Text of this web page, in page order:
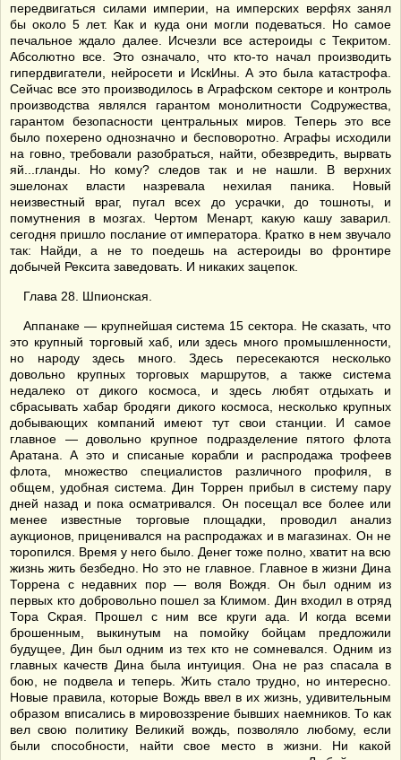
передвигаться силами империи, на имперских верфях занял
бы около 5 лет. Как и куда они могли подеваться. Но самое
печальное ждало далее. Исчезли все астероиды с Текритом.
Абсолютно все. Это означало, что кто-то начал производить
гипердвигатели, нейросети и ИскИны. А это была катастрофа.
Сейчас все это производилось в Аграфском секторе и контроль
производства являлся гарантом монолитности Содружества,
гарантом безопасности центральных миров. Теперь это все
было похерено однозначно и бесповоротно. Аграфы исходили
на говно, требовали разобраться, найти, обезвредить, вырвать
яй...гланды. Но кому? следов так и не нашли. В верхних
эшелонах власти назревала нехилая паника. Новый
неизвестный враг, пугал всех до усрачки, до тошноты, и
помутнения в мозгах. Чертом Менарт, какую кашу заварил.
сегодня пришло послание от императора. Кратко в нем звучало
так: Найди, а не то поедешь на астероиды во фронтире
добычей Рексита заведовать. И никаких зацепок.
Глава 28. Шпионская.
Аппанаке — крупнейшая система 15 сектора. Не сказать, что
это крупный торговый хаб, или здесь много промышленности,
но народу здесь много. Здесь пересекаются несколько
довольно крупных торговых маршрутов, а также система
недалеко от дикого космоса, и здесь любят отдыхать и
сбрасывать хабар бродяги дикого космоса, несколько крупных
добывающих компаний имеют тут свои станции. И самое
главное — довольно крупное подразделение пятого флота
Аратана. А это и списаные корабли и распродажа трофеев
флота, множество специалистов различного профиля, в
общем, удобная система. Дин Торрен прибыл в систему пару
дней назад и пока осматривался. Он посещал все более или
менее известные торговые площадки, проводил анализ
аукционов, приценивался на распродажах и в магазинах. Он не
торопился. Время у него было. Денег тоже полно, хватит на всю
жизнь жить безбедно. Но это не главное. Главное в жизни Дина
Торрена с недавних пор — воля Вождя. Он был одним из
первых кто добровольно пошел за Климом. Дин входил в отряд
Тора Скрая. Прошел с ним все круги ада. И когда всеми
брошенным, выкинутым на помойку бойцам предложили
будущее, Дин был одним из тех кто не сомневался. Одним из
главных качеств Дина была интуиция. Она не раз спасала в
бою, не подвела и теперь. Жить стало трудно, но интересно.
Новые правила, которые Вождь ввел в их жизнь, удивительным
образом вписались в мировоззрение бывших наемников. То как
вел свою политику Великий вождь, позволяло любому, если
были способности, найти свое место в жизни. Ни какой